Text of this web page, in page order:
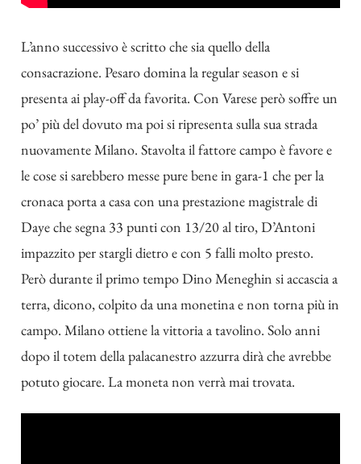
L’anno successivo è scritto che sia quello della
consacrazione. Pesaro domina la regular season e si
presenta ai play-off da favorita. Con Varese però soffre un
po’ più del dovuto ma poi si ripresenta sulla sua strada
nuovamente Milano. Stavolta il fattore campo è favore e
le cose si sarebbero messe pure bene in gara-1 che per la
cronaca porta a casa con una prestazione magistrale di
Daye che segna 33 punti con 13/20 al tiro, D’Antoni
impazzito per stargli dietro e con 5 falli molto presto.
Però durante il primo tempo Dino Meneghin si accascia a
terra, dicono, colpito da una monetina e non torna più in
campo. Milano ottiene la vittoria a tavolino. Solo anni
dopo il totem della palacanestro azzurra dirà cheavrebbe
potuto giocare. La moneta non verrà mai trovata.